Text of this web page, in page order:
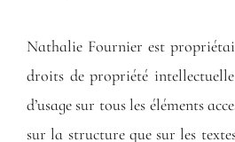
Nathalie Fournier est
droits de propriété
d’usage sur tous les éléments
sur la structure que sur les